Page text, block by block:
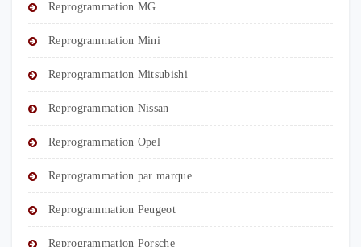
Reprogrammation MG
Reprogrammation Mini
Reprogrammation Mitsubishi
Reprogrammation Nissan
Reprogrammation Opel
Reprogrammation par marque
Reprogrammation Peugeot
Reprogrammation Porsche